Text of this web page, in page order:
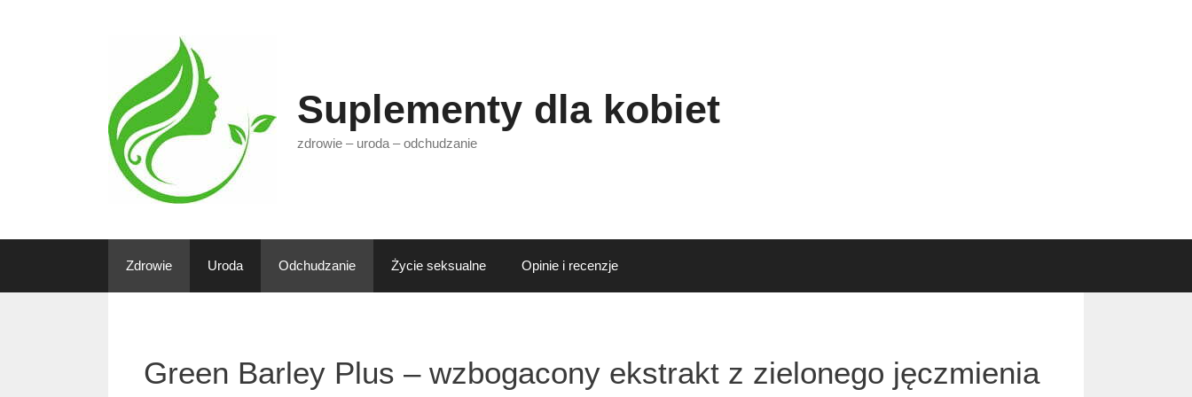
Suplementy dla kobiet
zdrowie – uroda – odchudzanie
Zdrowie Uroda Odchudzanie Życie seksualne Opinie i recenzje
Green Barley Plus – wzbogacony ekstrakt z zielonego jęczmienia